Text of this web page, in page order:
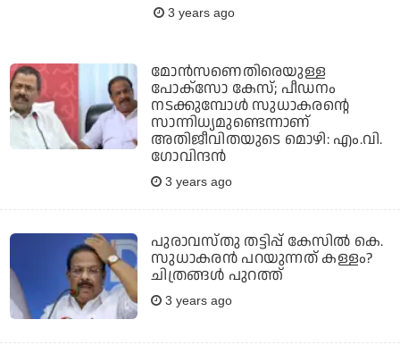
3 years ago
മോന്‍സണെതിരെയുള്ള
പോക്‌സോ കേസ്; പീഡനം
നടക്കുമ്പോള്‍ സുധാകരന്റെ
സാന്നിധ്യമുണ്ടെന്നാണ്
അതിജീവിതയുടെ മൊഴി: എം.വി.
ഗോവിന്ദന്‍
3 years ago
പുരാവസ്തു തട്ടിപ്പ് കേസില്‍ കെ.
സുധാകരന്‍ പറയുന്നത് കള്ളം?
ചിത്രങ്ങള്‍ പുറത്ത്
3 years ago